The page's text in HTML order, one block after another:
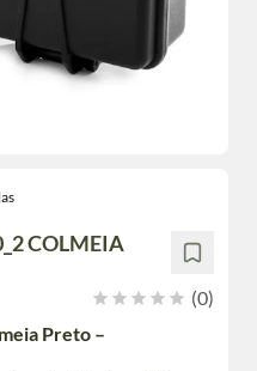
COLMEIA
(0)
Preto –